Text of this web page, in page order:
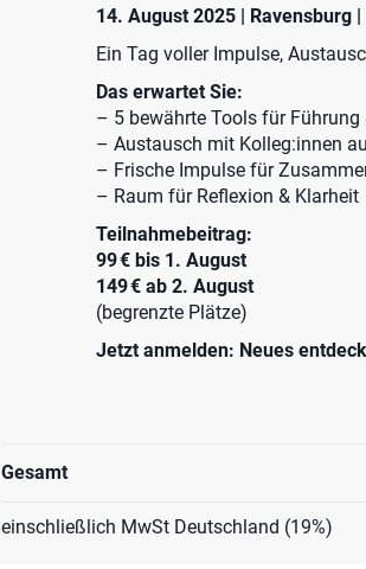
14. August 2025 | Ravensburg
Ein Tag voller Impulse,
Das erwartet Sie:
– 5 bewährte Tools für Führung
– Austausch mit Kolleg:innen
– Frische Impulse für
– Raum für Reflexion & Klarheit
Teilnahmebeitrag:
99 € bis 1. August
149 € ab 2. August
(begrenzte Plätze)
Jetzt anmelden: Neues
Gesamt
einschließlich MwSt Deutschland (19%)